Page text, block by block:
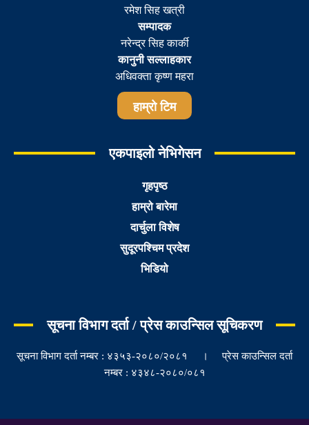
रमेश सिह खत्री
सम्पादक
नरेन्द्र सिह कार्की
कानुनी सल्लाहकार
अधिवक्ता कृष्ण महरा
हाम्रो टिम
एकपाइलो नेभिगेसन
गृहपृष्ठ
हाम्रो बारेमा
दार्चुला विशेष
सुदूरपश्चिम प्रदेश
भिडियो
सूचना विभाग दर्ता / प्रेस काउन्सिल सूचिकरण
सूचना विभाग दर्ता नम्बर : ४३५३-२०८०/२०८१ । प्रेस काउन्सिल दर्ता
नम्बर : ४३४८-२०८०/०८१